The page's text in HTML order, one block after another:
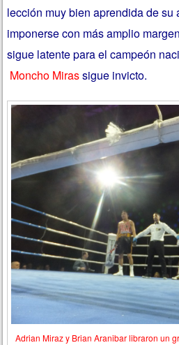
lección muy bien aprendida de su
imponerse con más amplio
sigue latente para el campeón
Moncho Mirassigue invicto.
Adrian Miraz y Brian Aranibar libraron un